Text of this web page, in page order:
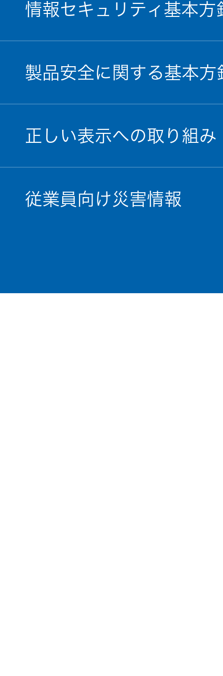
情報セキュリティ基本方
製品安全に関する基本方
正しい表示への取り組み
従業員向け災害情報